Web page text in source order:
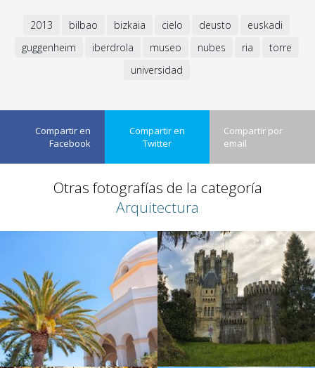
2013 bilbao bizkaia cielo deusto
euskadi
guggenheim
iberdrola museo nubes ria
torre
universidad
Compartir en
Facebook
Compartir en
Twitter
Compartir por
email
Otras fotografías de la categoría
Arquitectura